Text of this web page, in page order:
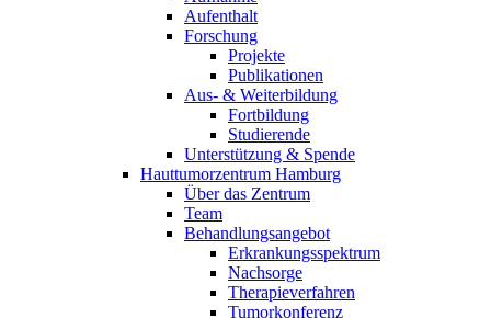
Aufenthalt
Forschung
Projekte
Publikationen
Aus- & Weiterbildung
Fortbildung
Studierende
Unterstützung & Spende
Hauttumorzentrum Hamburg
Über das Zentrum
Team
Behandlungsangebot
Erkrankungsspektrum
Nachsorge
Therapieverfahren
Tumorkonferenz